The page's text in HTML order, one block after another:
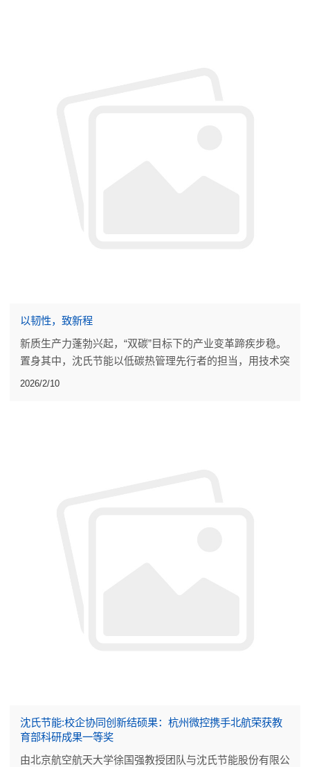
以韧性，致新程
新质生产力蓬勃兴起，“双碳”目标下的产业变革蹄疾步稳。
置身其中，沈氏节能以低碳热管理先行者的担当，用技术突
破、落地成果，为行业发展添砖加瓦。
2026/2/10
沈氏节能:校企协同创新结硕果：杭州微控携手北航荣获教
育部科研成果一等奖
由北京航空航天大学徐国强教授团队与沈氏节能股份有限公